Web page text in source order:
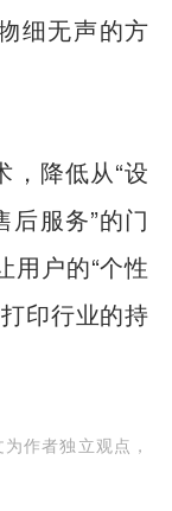
细无声的方
，降低从“设
服务”的门
用户的“个性
印行业的持
作者独立观点，